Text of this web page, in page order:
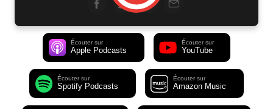
Écouter sur
Apple Podcasts
Écouter sur
YouTube
Écouter sur
Spotify Podcasts
Écouter sur
Amazon Music